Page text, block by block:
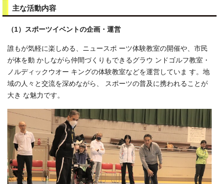
主な活動内容
（1）スポーツイベントの企画・運営
誰もが気軽に楽しめる、ニュースポ ーツ体験教室の開催や、市民
が体を動 かしながら仲間づくりもできるグラウ ンドゴルフ教室・
ノルディックウオー キングの体験教室などを運営していま す。地
域の人々と交流を深めながら、 スポーツの普及に携われることが
大き な魅力です。